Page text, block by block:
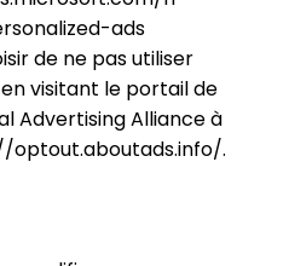
ads
de ne pas utiliser
visitant le portail de
Advertising Alliance à
optout.aboutads.info/.